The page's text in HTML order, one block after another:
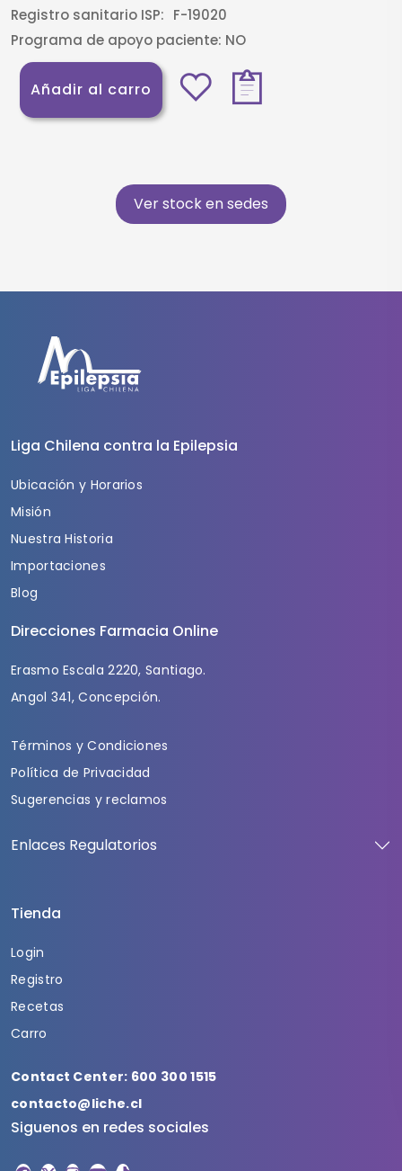
Registro sanitario ISP: F-19020
Programa de apoyo paciente: NO
Añadir al carro
Ver stock en sedes
Liga Chilena contra la Epilepsia
Ubicación y Horarios
Misión
Nuestra Historia
Importaciones
Blog
Direcciones Farmacia Online
Erasmo Escala 2220, Santiago.
Angol 341, Concepción.
Términos y Condiciones
Política de Privacidad
Sugerencias y reclamos
Enlaces Regulatorios
Tienda
Login
Registro
Recetas
Carro
Contact Center: 600 300 1515
contacto@liche.cl
Siguenos en redes sociales